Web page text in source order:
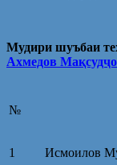
Мудири шуъбаи
Ахмедов
№
1 Исмоилов